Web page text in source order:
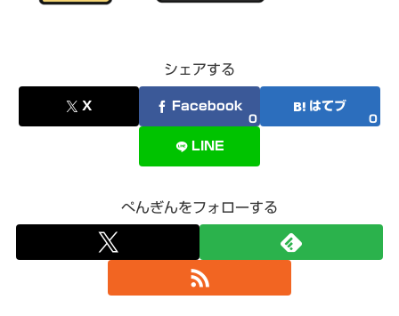
シェアする
X Facebook
0
はてブ
0
LINE
ぺんぎんをフォローする